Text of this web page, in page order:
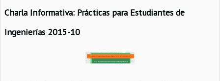
Charla Informativa: Prácticas para Estudiantes de
Ingenierías 2015-10